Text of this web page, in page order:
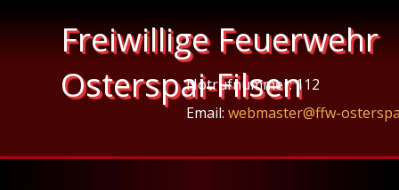
Freiwillige Feuerwehr
Osterspai-Filsen
Notrufnummer: 112
Email: webmaster@ffw-